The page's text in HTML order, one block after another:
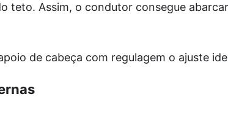
teto. Assim, o condutor consegue
de cabeça com regulagem o ajuste